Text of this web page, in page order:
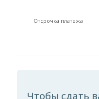
Отсрочка платежа
Чтобы сдать